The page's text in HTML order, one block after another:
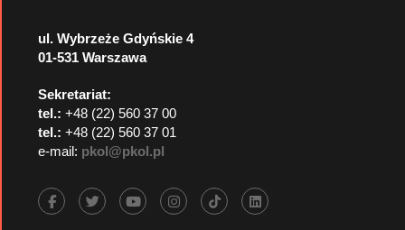
ul. Wybrzeże Gdyńskie 4
01-531 Warszawa
Sekretariat:
tel.: +48 (22) 560 37 00
tel.: +48 (22) 560 37 01
e-mail: pkol@pkol.pl